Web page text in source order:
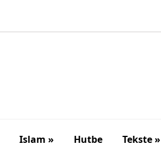
Islam » Hutbe Tekste »